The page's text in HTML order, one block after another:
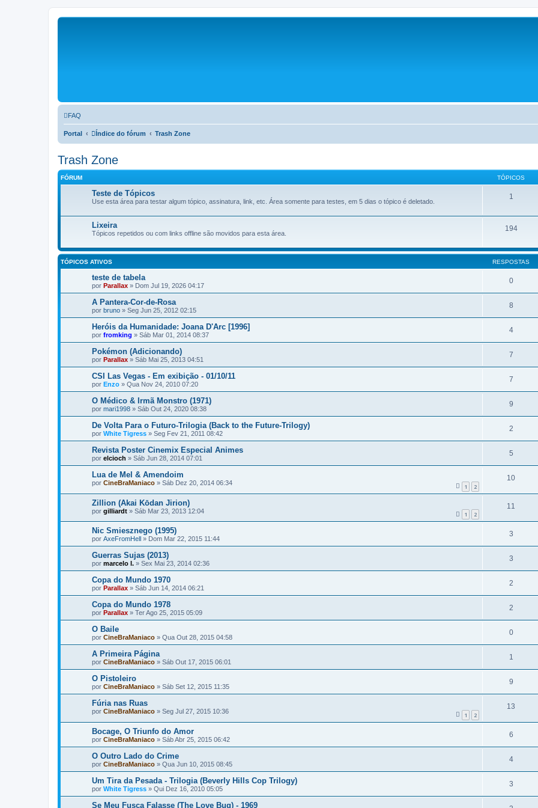
FAQ
Portal Índice do fórum Trash Zone
Trash Zone
FÓRUM TÓPICOS
Teste de Tópicos
Use esta área para testar algum tópico, assinatura, link, etc. Área somente para testes, em 5 dias o tópico é deletado.
1
Lixeira
Tópicos repetidos ou com links offline são movidos para esta área.
194
TÓPICOS ATIVOS RESPOSTAS
teste de tabela
por Parallax » Dom Jul 19, 2026 04:17
0
A Pantera-Cor-de-Rosa
por bruno » Seg Jun 25, 2012 02:15
8
Heróis da Humanidade: Joana D'Arc [1996]
por fromking » Sáb Mar 01, 2014 08:37
4
Pokémon (Adicionando)
por Parallax » Sáb Mai 25, 2013 04:51
7
CSI Las Vegas - Em exibição - 01/10/11
por Enzo » Qua Nov 24, 2010 07:20
7
O Médico & Irmã Monstro (1971)
por mari1998 » Sáb Out 24, 2020 08:38
9
De Volta Para o Futuro-Trilogia (Back to the Future-Trilogy)
por White Tigress » Seg Fev 21, 2011 08:42
2
Revista Poster Cinemix Especial Animes
por elcioch » Sáb Jun 28, 2014 07:01
5
Lua de Mel & Amendoim
por CineBraManiaco » Sáb Dez 20, 2014 06:34 1 2
10
Zillion (Akai Kōdan Jirion)
por gilliardt » Sáb Mar 23, 2013 12:04 1 2
11
Nic Smiesznego (1995)
por AxeFromHell » Dom Mar 22, 2015 11:44
3
Guerras Sujas (2013)
por marcelo l. » Sex Mai 23, 2014 02:36
3
Copa do Mundo 1970
por Parallax » Sáb Jun 14, 2014 06:21
2
Copa do Mundo 1978
por Parallax » Ter Ago 25, 2015 05:09
2
O Baile
por CineBraManiaco » Qua Out 28, 2015 04:58
0
A Primeira Página
por CineBraManiaco » Sáb Out 17, 2015 06:01
1
O Pistoleiro
por CineBraManiaco » Sáb Set 12, 2015 11:35
9
Fúria nas Ruas
por CineBraManiaco » Seg Jul 27, 2015 10:36 1 2
13
Bocage, O Triunfo do Amor
por CineBraManiaco » Sáb Abr 25, 2015 06:42
6
O Outro Lado do Crime
por CineBraManiaco » Qua Jun 10, 2015 08:45
4
Um Tira da Pesada - Trilogia (Beverly Hills Cop Trilogy)
por White Tigress » Qui Dez 16, 2010 05:05
3
Se Meu Fusca Falasse (The Love Bug) - 1969